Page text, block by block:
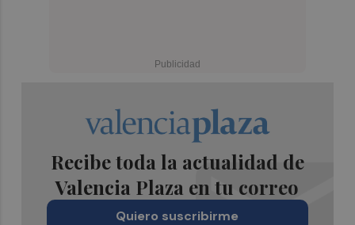
Recibe toda la actualidad de
Valencia Plaza en tu correo
Quiero suscribirme